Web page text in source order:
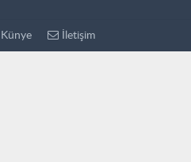
Künye İletişim